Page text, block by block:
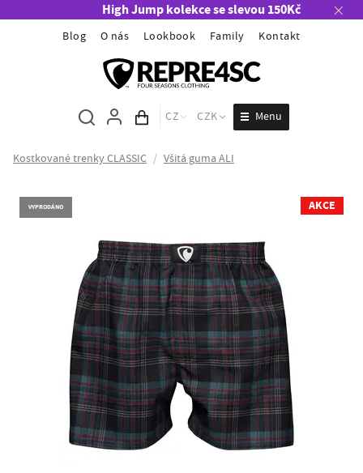
High Jump kolekce se slevou 150Kč
Blog O nás Lookbook Family Kontakt
Obsah košíku
CZ CZK Menu
Kostkované trenky CLASSIC / Všitá guma ALI
VYPRODÁNO AKCE